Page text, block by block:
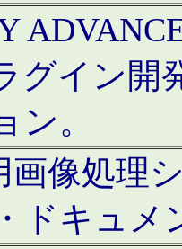
グイン開
ン。
画像処理
ドキュメ